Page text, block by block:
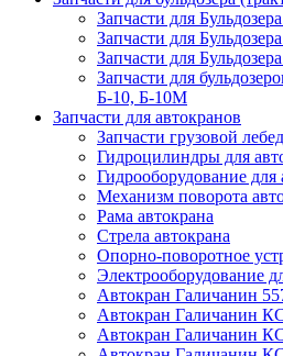
Запчасти для
Запчасти для
Запчасти для
Запчасти для
Б-10, Б-10М
Запчасти для автокранов
Запчасти грузовой
Гидроцилиндры для
Гидрооборудование для
Механизм поворота
Рама автокрана
Стрела автокрана
Опорно-поворотное
Электрооборудование
Автокран Галичанин
Автокран Галичанин
Автокран Галичанин